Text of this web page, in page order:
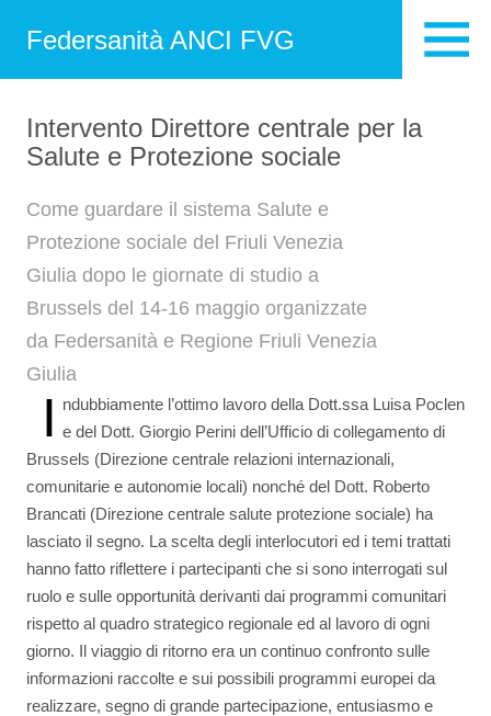
Federsanità ANCI FVG
Intervento Direttore centrale per la
Salute e Protezione sociale
Come guardare il sistema Salute e
Protezione sociale del Friuli Venezia
Giulia dopo le giornate di studio a
Brussels del 14-16 maggio organizzate
da Federsanità e Regione Friuli Venezia
Giulia
I ndubbiamente l’ottimo lavoro della Dott.ssa Luisa Poclen
e del Dott. Giorgio Perini dell’Ufficio di collegamento di
Brussels (Direzione centrale relazioni internazionali,
comunitarie e autonomie locali) nonché del Dott. Roberto
Brancati (Direzione centrale salute protezione sociale) ha
lasciato il segno. La scelta degli interlocutori ed i temi trattati
hanno fatto riflettere i partecipanti che si sono interrogati sul
ruolo e sulle opportunità derivanti dai programmi comunitari
rispetto al quadro strategico regionale ed al lavoro di ogni
giorno. Il viaggio di ritorno era un continuo confronto sulle
informazioni raccolte e sui possibili programmi europei da
realizzare, segno di grande partecipazione, entusiasmo e